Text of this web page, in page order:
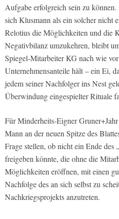
Aufgabe erfolgreich sein zu
sich Klusmann als ein solcher nicht
Relotius die Möglichkeiten und die
Negativbilanz umzukehren, bleibt
Spiegel-Mitarbeiter KG nach wie
Unternehmensanteile hält – ein Ei,
jedem seiner Nachfolger ins Nest
Überwindung eingespielter Rituale
Für Minderheits-Eigner
Mann an der neuen Spitze des
Frage stellen, ob nicht ein Ende des
freigeben könnte, die ohne die
Möglichkeiten eröffnen, mit einen
Nachfolge des an sich selbst zu
Nachkriegsprojekts anzutreten.